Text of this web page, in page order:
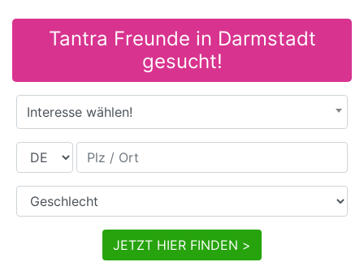
Tantra Freunde in Darmstadt
gesucht!
Interesse wählen!
Land Plz / Ort
Geschlecht
JETZT HIER FINDEN >